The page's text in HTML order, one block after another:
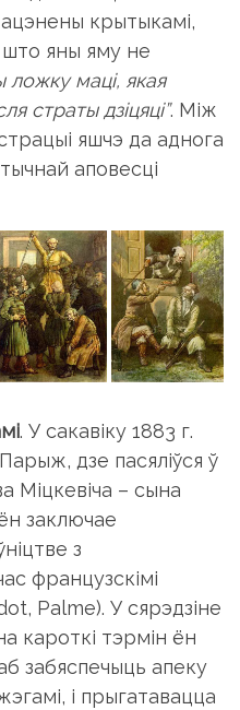
крытыкамі,
што яны яму не
ложку маці, якая
страты дзіцяці”. Між
яшчэ да аднога
аповесці
. У сакавіку 1883 г.
дзе пасяліўся ў
Міцкевіча – сына
заключае
з
французскімі
Palme). У сярэдзіне
кароткі тэрмін ён
забяспечыць апеку
і прыгатавацца